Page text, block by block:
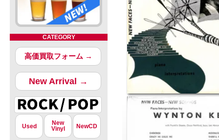
CATEGORY
高価買取フォーム →
New Arrival →
Used
New
Vinyl
NewCD